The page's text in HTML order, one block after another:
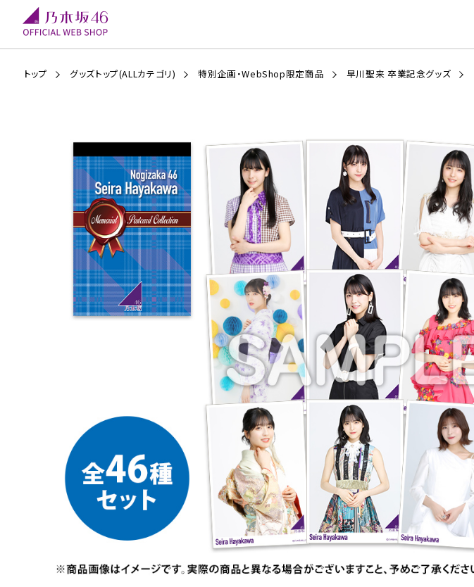
トップ グッズトップ(ALLカテゴリ) 特別企画・WebShop限定商品 早川聖来 卒業記念グッズ